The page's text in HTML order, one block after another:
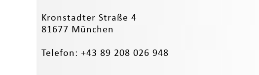
Kronstadter Straße 4
81677 München
Telefon: +43 89 208 026 948